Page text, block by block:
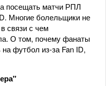
посещать матчи РПЛ
Многие болельщики не
связи с чем
О том, почему фанаты
футбол из-за Fan ID,